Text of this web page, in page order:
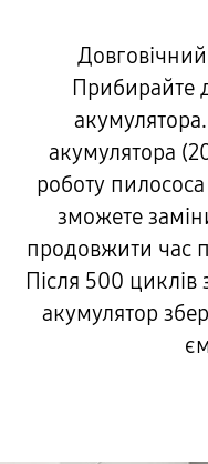
Прибирайте
акумулятора
роботу
зможете
продовжити час
Після 500
акумулятор